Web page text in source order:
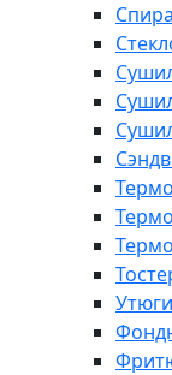
Утюги